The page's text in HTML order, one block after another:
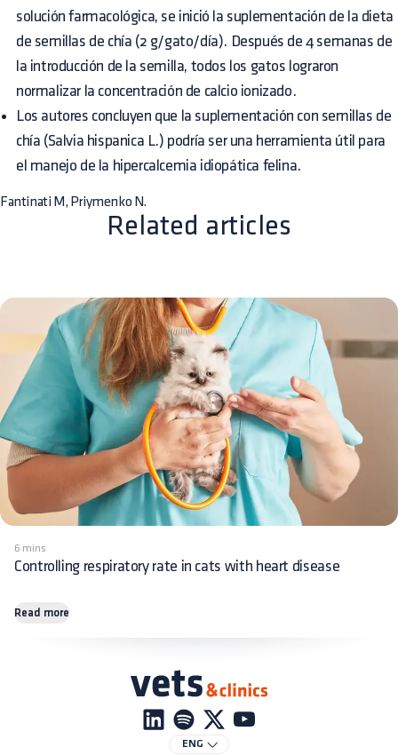
solución farmacológica, se inició la suplementación de la dieta
de semillas de chía (2 g/gato/día). Después de 4 semanas de
la introducción de la semilla, todos los gatos lograron
normalizar la concentración de calcio ionizado.
Los autores concluyen que la suplementación con semillas de
chía (Salvia hispanica L.) podría ser una herramienta útil para
el manejo de la hipercalcemia idiopática felina.
Fantinati M, Priymenko N.
Related articles
6 mins
Controlling respiratory rate in cats with heart disease
Read more
ENG